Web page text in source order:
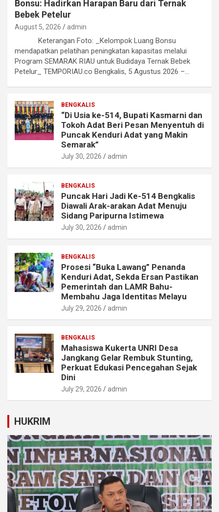
Bonsu: Hadirkan Harapan Baru dari Ternak
Bebek Petelur
August 5, 2026 admin
Keterangan Foto: _Kelompok Luang Bonsu
mendapatkan pelatihan peningkatan kapasitas melalui
Program SEMARAK RIAU untuk Budidaya Ternak Bebek
Petelur_ TEMPORIAU.co Bengkalis, 5 Agustus 2026 –…
BENGKALIS
“Di Usia ke-514, Bupati Kasmarni dan
Tokoh Adat Beri Pesan Menyentuh di
Puncak Kenduri Adat yang Makin
Semarak”
July 30, 2026 admin
BENGKALIS
Puncak Hari Jadi Ke-514 Bengkalis
Diawali Arak-arakan Adat Menuju
Sidang Paripurna Istimewa
July 30, 2026 admin
BENGKALIS
Prosesi “Buka Lawang” Penanda
Kenduri Adat, Sekda Ersan Pastikan
Pemerintah dan LAMR Bahu-
Membahu Jaga Identitas Melayu
July 29, 2026 admin
BENGKALIS
Mahasiswa Kukerta UNRI Desa
Jangkang Gelar Rembuk Stunting,
Perkuat Edukasi Pencegahan Sejak
Dini
July 29, 2026 admin
HUKRIM